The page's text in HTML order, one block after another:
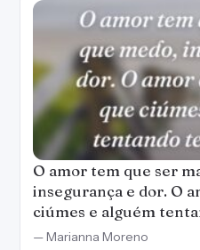
O amor tem que ser
insegurança e dor. O
ciúmes e alguém
— Marianna Moreno